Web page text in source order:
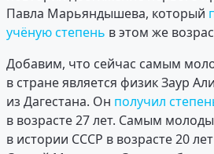
Павла Марьяндышева, который
учёную степень в этом же
Добавим, что сейчас самым
в стране является физик Заур
из Дагестана. Он получил
в возрасте 27 лет. Самым
в истории СССР в возрасте 20